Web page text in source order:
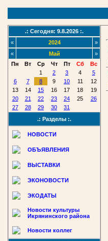
.: Сегодня: 9.8.2026 :.
«
2024
»
«
Май
»
Пн
Вт Ср Чт Пт Сб
Вс
1
2 3 4
5
6
7 8 9 10 11
12
13
14 15 16 17 18
19
20
21 22 23 24 25
26
27
28 29 30
31
.: Разделы :.
НОВОСТИ
ОБЪЯВЛЕНИЯ
ВЫСТАВКИ
ЭКОНОВОСТИ
ЭКОДАТЫ
Новости культуры
Икрянинского района
Новости коллег